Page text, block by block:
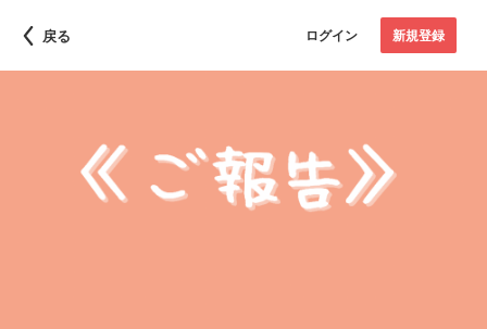
戻る ログイン 新規登録